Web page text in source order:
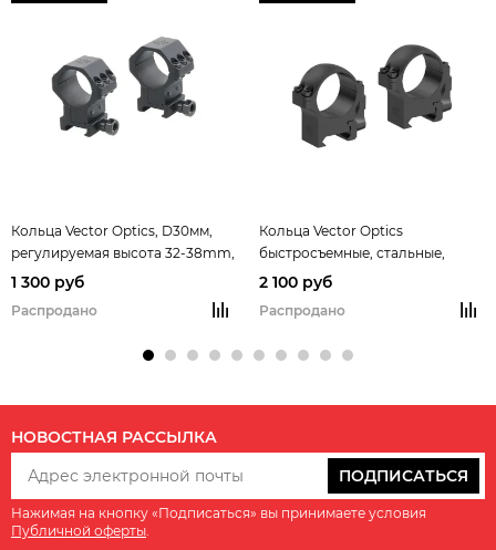
Кольца Vector Optics, D30мм,
регулируемая высота 32-38mm,
6 винтов, на Weaver (XASR-3040)
1 300 руб
Распродано
Кольца Vector Optics
быстросъемные, стальные,
D30мм, Weaver, низкие, H10мм,
2 100 руб
Распродано
НОВОСТНАЯ РАССЫЛКА
ПОДПИСАТЬСЯ
Нажимая на кнопку «Подписаться» вы принимаете условия
Публичной оферты